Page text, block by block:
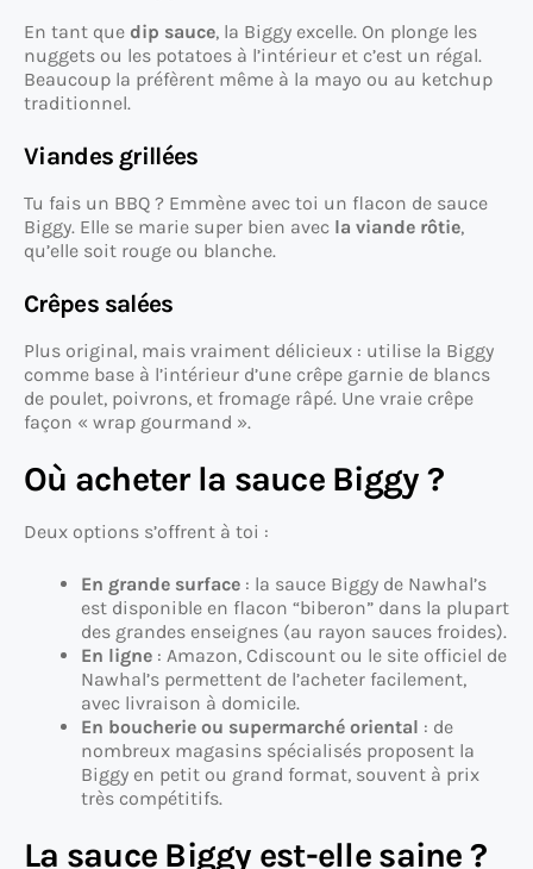
En tant que dip sauce, la Biggy excelle. On plonge les
nuggets ou les potatoes à l’intérieur et c’est un régal.
Beaucoup la préfèrent même à la mayo ou au ketchup
traditionnel.
Viandes grillées
Tu fais un BBQ ? Emmène avec toi un flacon de sauce
Biggy. Elle se marie super bien avec la viande rôtie,
qu’elle soit rouge ou blanche.
Crêpes salées
Plus original, mais vraiment délicieux : utilise la Biggy
comme base à l’intérieur d’une crêpe garnie de blancs
de poulet, poivrons, et fromage râpé. Une vraie crêpe
façon « wrap gourmand ».
Où acheter la sauce Biggy ?
Deux options s’offrent à toi :
En grande surface : la sauce Biggy de Nawhal’s
est disponible en flacon “biberon” dans la plupart
des grandes enseignes (au rayon sauces froides).
En ligne : Amazon, Cdiscount ou le site officiel de
Nawhal’s permettent de l’acheter facilement,
avec livraison à domicile.
En boucherie ou supermarché oriental : de
nombreux magasins spécialisés proposent la
Biggy en petit ou grand format, souvent à prix
très compétitifs.
La sauce Biggy est-elle saine ?